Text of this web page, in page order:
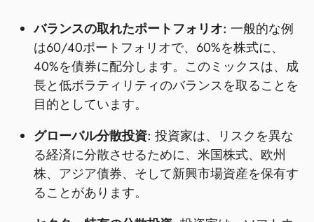
バランスの取れたポートフォリオ: 一般的な例
は60/40ポートフォリオで、60%を株式に、
40%を債券に配分します。このミックスは、成
長と低ボラティリティのバランスを取ることを
目的としています。
グローバル分散投資: 投資家は、リスクを異な
る経済に分散させるために、米国株式、欧州
株、アジア債券、そして新興市場資産を保有す
ることがあります。